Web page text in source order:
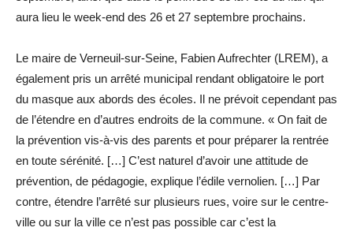
aura lieu le week-end des 26 et 27 septembre prochains.
Le maire de Verneuil-sur-Seine, Fabien Aufrechter (LREM), a
également pris un arrêté municipal rendant obligatoire le port
du masque aux abords des écoles. Il ne prévoit cependant pas
de l’étendre en d’autres endroits de la commune. « On fait de
la prévention vis-à-vis des parents et pour préparer la rentrée
en toute sérénité. […] C’est naturel d’avoir une attitude de
prévention, de pédagogie, explique l’édile vernolien. […] Par
contre, étendre l’arrêté sur plusieurs rues, voire sur le centre-
ville ou sur la ville ce n’est pas possible car c’est la